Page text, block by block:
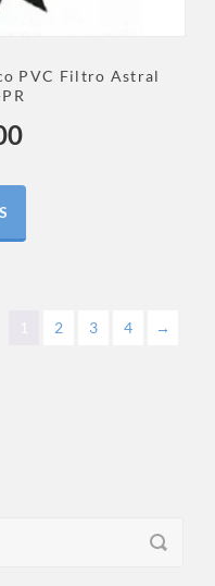
PVC Filtro Astral
1 2 3 4 →